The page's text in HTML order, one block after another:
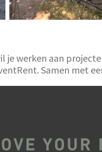
je werken aan
Samen met